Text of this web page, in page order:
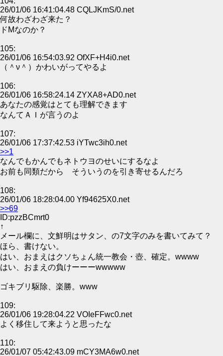
26/01/06 16:41:04.48 CQLJKmS/0.net
何故わざわざ来た？
ドMなのか？
105:
26/01/06 16:54:03.92 OfXF+H4i0.net
（＾ν＾）かわいがってやるよ
106:
26/01/06 16:58:24.14 ZYXA8+AD0.net
あなたの感覚はとても理解できます
なんてＡＩが言うのよ
107:
26/01/06 17:37:42.53 iYTwc3ih0.net
>>1
なんでもかんでもネトウヨのせいにするなよ
お前も同類だから そういうのを引き寄せるんだろ
108:
26/01/06 18:28:04.00 Yf94625X0.net
>>69
ID:pzzBCmrt0
↑
メール欄に、文鮮明はサタン、の7文字のみを書いてみて？
ほら、書けない。
はい、おまえはクソちょん統一教会・壺、確定。wwww
はい、おまえの負けーーーwwwww
ゴキブリ駆除、楽勝。www
109:
26/01/06 19:28:04.22 VOIeFFwc0.net
よく移住して来ようと思ったな
110:
26/01/07 05:42:43.09 mCY3MA6w0.net